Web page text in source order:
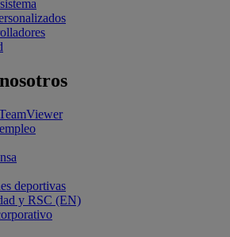
deportivas
y RSC (EN)